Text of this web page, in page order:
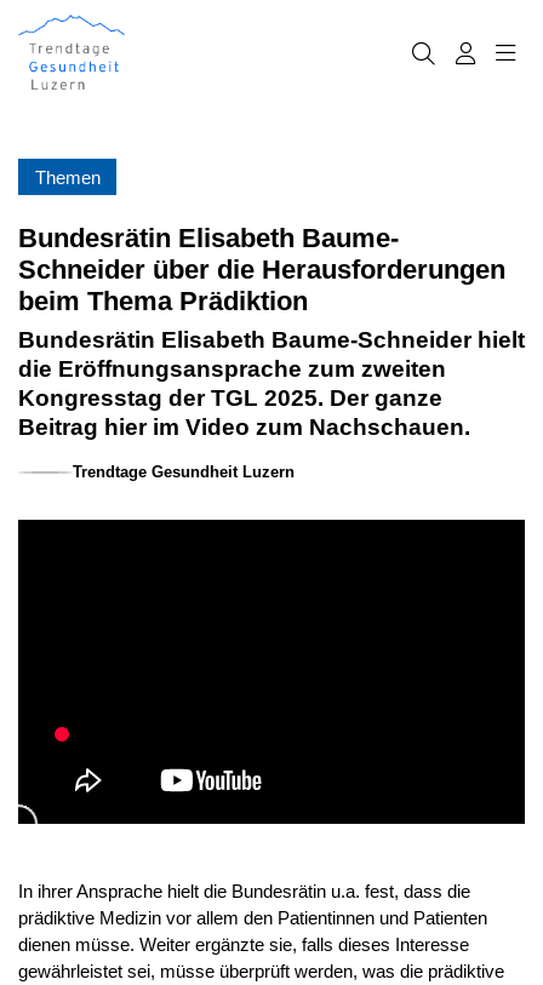
Themen
Bundesrätin Elisabeth Baume-
Schneider über die Herausforderungen
beim Thema Prädiktion
Bundesrätin Elisabeth Baume-Schneider hielt
die Eröffnungsansprache zum zweiten
Kongresstag der TGL 2025. Der ganze
Beitrag hier im Video zum Nachschauen.
Trendtage Gesundheit Luzern
In ihrer Ansprache hielt die Bundesrätin u.a. fest, dass die
prädiktive Medizin vor allem den Patientinnen und Patienten
dienen müsse. Weiter ergänzte sie, falls dieses Interesse
gewährleistet sei, müsse überprüft werden, was die prädiktive